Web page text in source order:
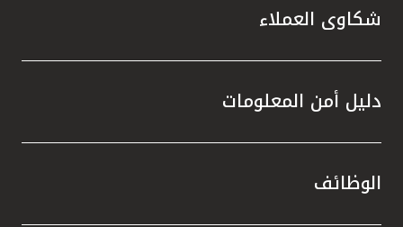
شكاوى العملاء
دليل أمن المعلومات
الوظائف